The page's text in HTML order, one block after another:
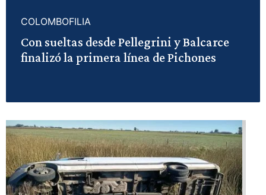
COLOMBOFILIA
Con sueltas desde Pellegrini y Balcarce
finalizó la primera línea de Pichones